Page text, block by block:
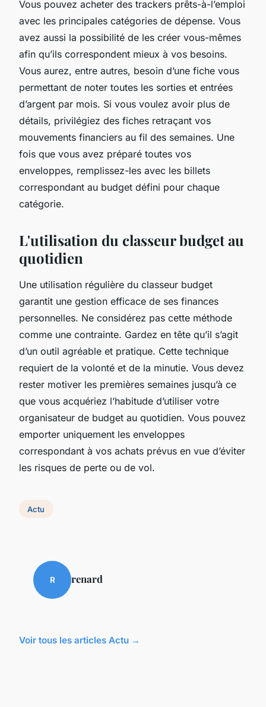
Vous pouvez acheter des trackers prêts-à-l’emploi
avec les principales catégories de dépense. Vous
avez aussi la possibilité de les créer vous-mêmes
afin qu’ils correspondent mieux à vos besoins.
Vous aurez, entre autres, besoin d’une fiche vous
permettant de noter toutes les sorties et entrées
d’argent par mois. Si vous voulez avoir plus de
détails, privilégiez des fiches retraçant vos
mouvements financiers au fil des semaines. Une
fois que vous avez préparé toutes vos
enveloppes, remplissez-les avec les billets
correspondant au budget défini pour chaque
catégorie.
L'utilisation du classeur budget au
quotidien
Une utilisation régulière du classeur budget
garantit une gestion efficace de ses finances
personnelles. Ne considérez pas cette méthode
comme une contrainte. Gardez en tête qu’il s’agit
d’un outil agréable et pratique. Cette technique
requiert de la volonté et de la minutie. Vous devez
rester motiver les premières semaines jusqu’à ce
que vous acquériez l’habitude d’utiliser votre
organisateur de budget au quotidien. Vous pouvez
emporter uniquement les enveloppes
correspondant à vos achats prévus en vue d’éviter
les risques de perte ou de vol.
Actu
R renard
Voir tous les articles Actu →